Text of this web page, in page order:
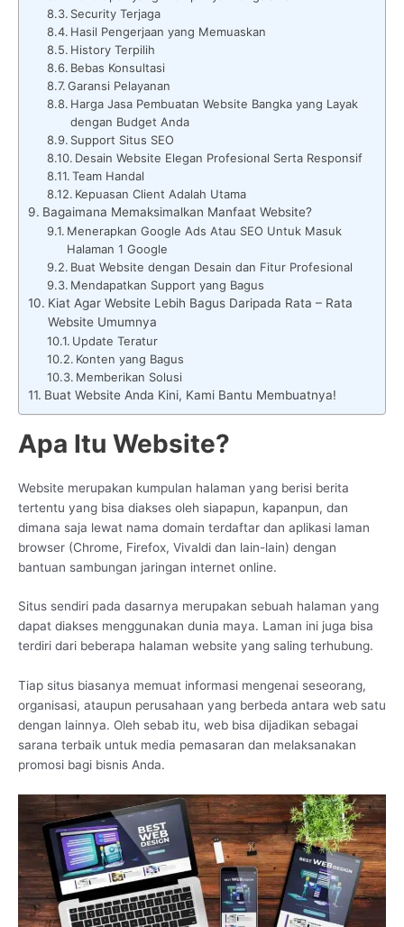
Security Terjaga
Hasil Pengerjaan yang Memuaskan
History Terpilih
Bebas Konsultasi
Garansi Pelayanan
Harga Jasa Pembuatan Website Bangka yang Layak
dengan Budget Anda
Support Situs SEO
Desain Website Elegan Profesional Serta Responsif
Team Handal
Kepuasan Client Adalah Utama
Bagaimana Memaksimalkan Manfaat Website?
Menerapkan Google Ads Atau SEO Untuk Masuk
Halaman 1 Google
Buat Website dengan Desain dan Fitur Profesional
Mendapatkan Support yang Bagus
Kiat Agar Website Lebih Bagus Daripada Rata – Rata
Website Umumnya
Update Teratur
Konten yang Bagus
Memberikan Solusi
Buat Website Anda Kini, Kami Bantu Membuatnya!
Apa Itu Website?
Website merupakan kumpulan halaman yang berisi berita
tertentu yang bisa diakses oleh siapapun, kapanpun, dan
dimana saja lewat nama domain terdaftar dan aplikasi laman
browser (Chrome, Firefox, Vivaldi dan lain-lain) dengan
bantuan sambungan jaringan internet online.
Situs sendiri pada dasarnya merupakan sebuah halaman yang
dapat diakses menggunakan dunia maya. Laman ini juga bisa
terdiri dari beberapa halaman website yang saling terhubung.
Tiap situs biasanya memuat informasi mengenai seseorang,
organisasi, ataupun perusahaan yang berbeda antara web satu
dengan lainnya. Oleh sebab itu, web bisa dijadikan sebagai
sarana terbaik untuk media pemasaran dan melaksanakan
promosi bagi bisnis Anda.